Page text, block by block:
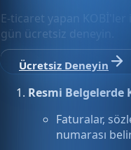
E-ticaret yapan KOBİ'ler
gün ücretsiz deneyin.
Ücretsiz Deneyin
Resmi Belgelerde
Faturalar,
numarası